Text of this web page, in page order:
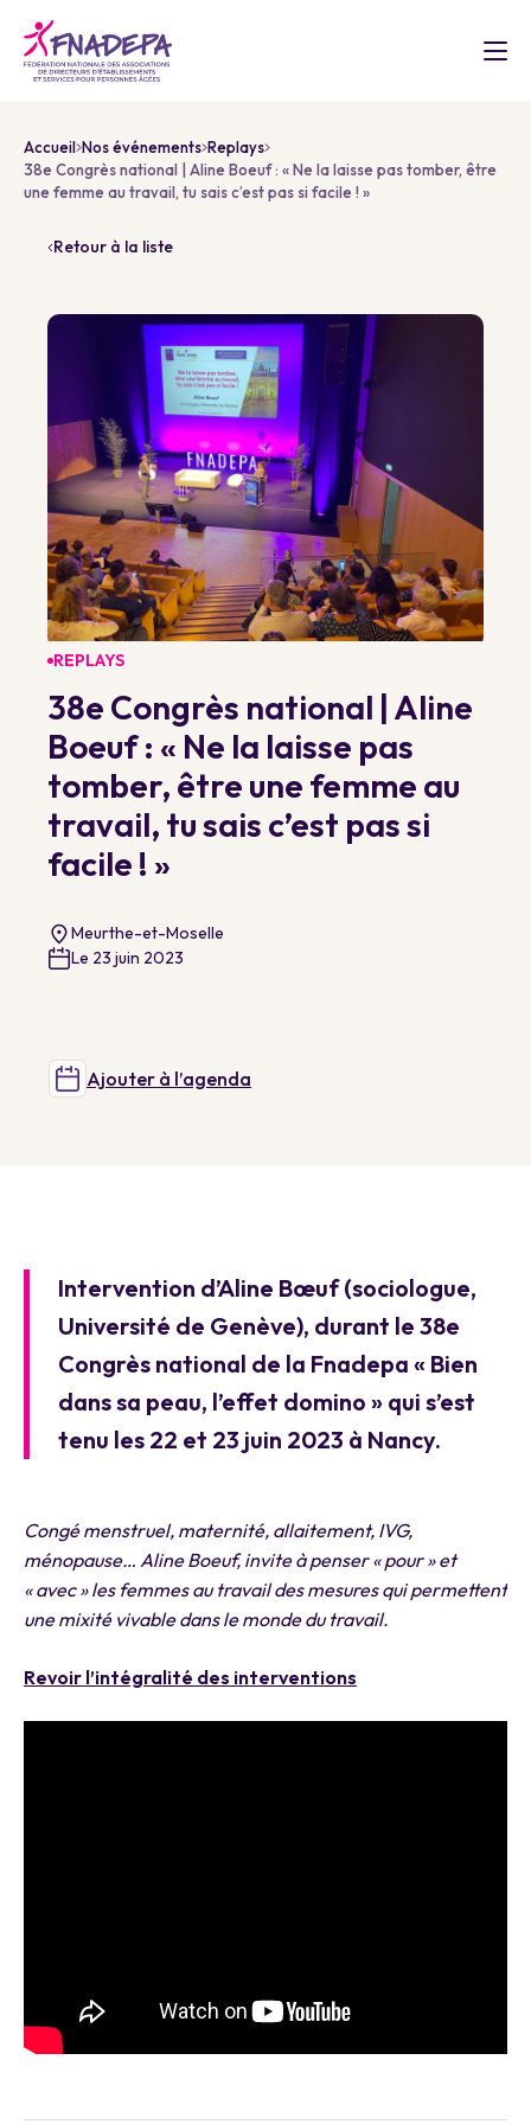
Accueil Nos événements Replays
38e Congrès national | Aline Boeuf : « Ne la laisse pas tomber, être
une femme au travail, tu sais c’est pas si facile ! »
Retour à la liste
REPLAYS
38e Congrès national | Aline
Boeuf : « Ne la laisse pas
tomber, être une femme au
travail, tu sais c’est pas si
facile ! »
Meurthe-et-Moselle
Le 23 juin 2023
Ajouter à l’agenda
Intervention d’Aline Bœuf (sociologue,
Université de Genève), durant le 38e
Congrès national de la Fnadepa « Bien
dans sa peau, l’effet domino » qui s’est
tenu les 22 et 23 juin 2023 à Nancy.
Congé menstruel, maternité, allaitement, IVG,
ménopause… Aline Boeuf, invite à penser « pour » et
« avec » les femmes au travail des mesures qui permettent
une mixité vivable dans le monde du travail.
Revoir l’intégralité des interventions